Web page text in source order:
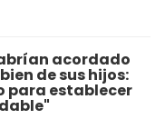
acordado
de sus hijos:
para establecer